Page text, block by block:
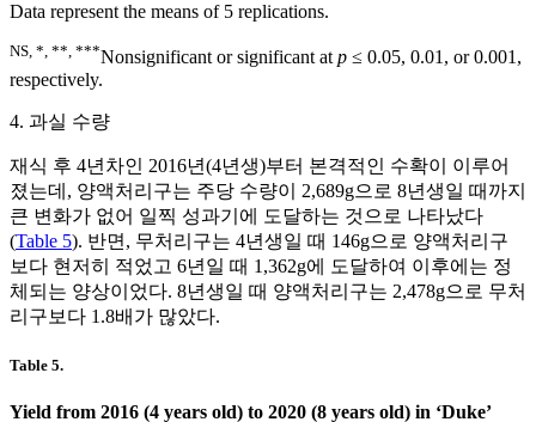
Data represent the means of 5 replications.
NS, *, **, ***Nonsignificant or significant atp ≤ 0.05, 0.01, or 0.001,
respectively.
4. 과실 수량
재식 후 4년차인 2016년(4년생)부터 본격적인 수확이 이루어
졌는데, 양액처리구는 주당 수량이 2,689g으로 8년생일 때까지
큰 변화가 없어 일찍 성과기에 도달하는 것으로 나타났다
(Table 5). 반면, 무처리구는 4년생일 때 146g으로 양액처리구
보다 현저히 적었고 6년일 때 1,362g에 도달하여 이후에는 정
체되는 양상이었다. 8년생일 때 양액처리구는 2,478g으로 무처
리구보다 1.8배가 많았다.
Table 5.
Yield from 2016 (4 years old) to 2020 (8 years old) in ‘Duke’